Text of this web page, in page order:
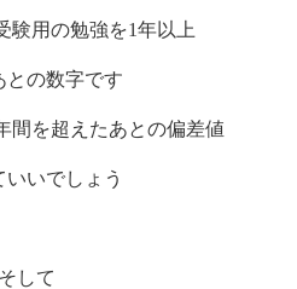
験用の勉強を1年以上
との数字です
間を超えたあとの偏差値
いいでしょう
そして